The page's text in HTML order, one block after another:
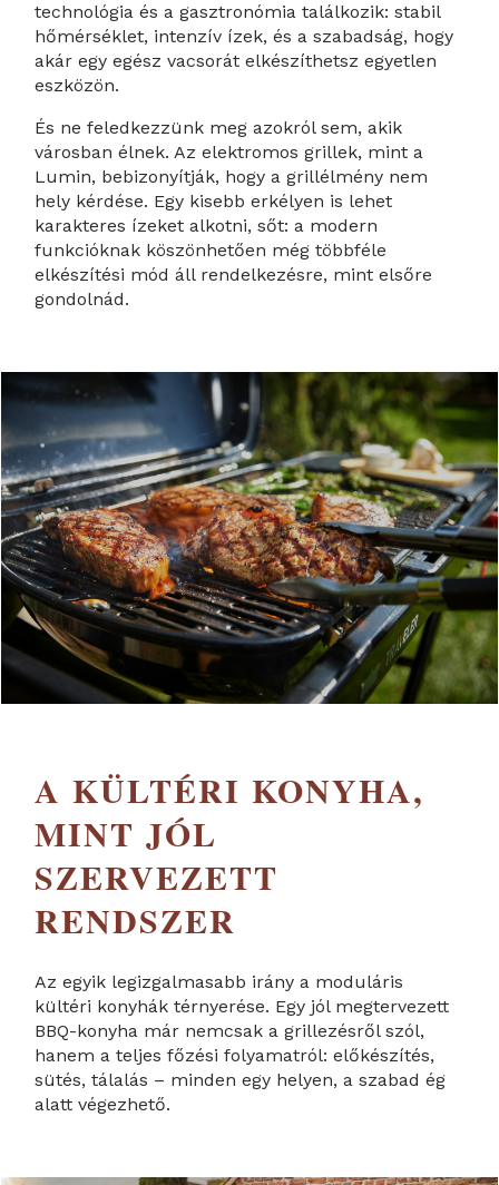
technológia és a gasztronómia találkozik: stabil
hőmérséklet, intenzív ízek, és a szabadság, hogy
akár egy egész vacsorát elkészíthetsz egyetlen
eszközön.
És ne feledkezzünk meg azokról sem, akik
városban élnek. Az elektromos grillek, mint a
Lumin, bebizonyítják, hogy a grillélmény nem
hely kérdése. Egy kisebb erkélyen is lehet
karakteres ízeket alkotni, sőt: a modern
funkcióknak köszönhetően még többféle
elkészítési mód áll rendelkezésre, mint elsőre
gondolnád.
A KÜLTÉRI KONYHA,
MINT JÓL
SZERVEZETT
RENDSZER
Az egyik legizgalmasabb irány a moduláris
kültéri konyhák térnyerése. Egy jól megtervezett
BBQ-konyha már nemcsak a grillezésről szól,
hanem a teljes főzési folyamatról: előkészítés,
sütés, tálalás – minden egy helyen, a szabad ég
alatt végezhető.